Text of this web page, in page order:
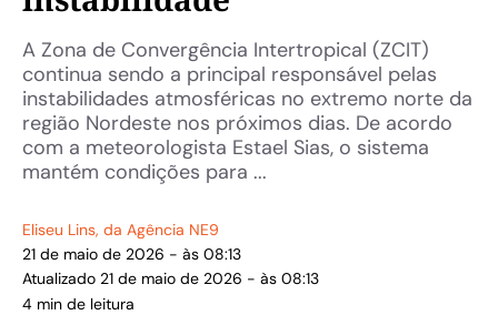
A Zona de Convergência Intertropical (ZCIT)
continua sendo a principal responsável pelas
instabilidades atmosféricas no extremo norte da
região Nordeste nos próximos dias. De acordo
com a meteorologista Estael Sias, o sistema
mantém condições para ...
Eliseu Lins, da Agência NE9
21 de maio de 2026 - às 08:13
Atualizado 21 de maio de 2026 - às 08:13
4 min de leitura